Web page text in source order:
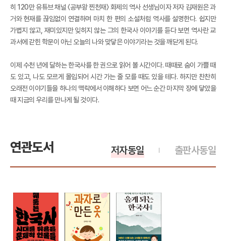
히 120만 유튜브 채널 〈공부왕 찐천재〉 화제의 역사 선생님이자 저자 김재원은 과
거와 현재를 끊임없이 연결하며 마치 한 편의 소설처럼 역사를 설명한다. 쉽지만
가볍지 않고, 재미있지만 잊히지 않는 그의 한국사 이야기를 듣다 보면 역사란 교
과서에 갇힌 학문이 아닌 오늘의 나와 맞닿은 이야기라는 것을 깨닫게 된다.
이제 수천 년에 달하는 한국사를 한 권으로 읽어 볼 시간이다. 때때로 숨이 가쁠 때
도 있고, 나도 모르게 몰입되어 시간 가는 줄 모를 때도 있을 테다. 하지만 찬찬히
오래전 이야기들을 하나의 맥락에서 이해하다 보면 어느 순간 마지막 장에 닿았을
때 지금의 우리를 만나게 될 것이다.
연관도서 출판사동일
저자동일